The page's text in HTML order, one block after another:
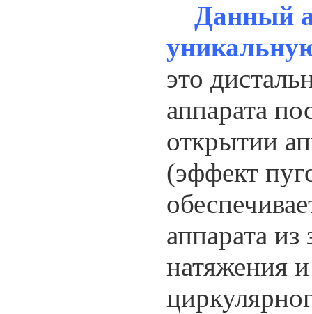
Данный
это
аппарата
открытии
(эффект
аппарата из
натяжения